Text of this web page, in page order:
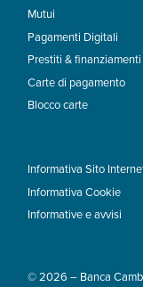
Mutui
Pagamenti Digitali
Prestiti & finanziamenti
Carte di pagamento
Blocco carte
Informativa Sito
Informativa Cookie
Informative e avvisi
© 2026 – Banca